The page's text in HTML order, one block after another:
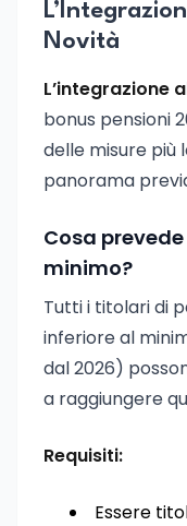
Novità
L’integrazione
bonus pensioni
delle misure più
panorama
Cosa
minimo?
Tutti i titolari di
inferiore al
dal 2026)
a raggiungere
Requisiti:
Essere